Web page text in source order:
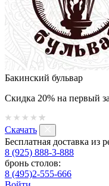
Бакинский бульвар
Скидка 20% на первый
Скачать
Бесплатная доставка из
8 (925) 888-3-888
бронь столов:
8 (495)2-555-666